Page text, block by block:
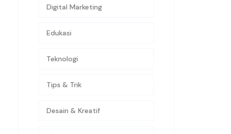
Digital Marketing
Edukasi
Teknologi
Tips & Trik
Desain & Kreatif